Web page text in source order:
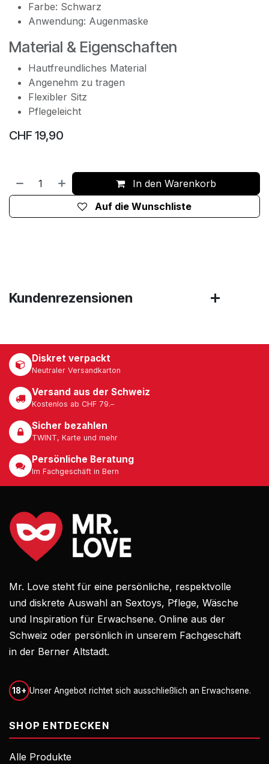
Farbe: Schwarz
Anwendung: Augenmaske
Material & Eigenschaften
Hautfreundliches Material
Angenehm zu tragen
Flexibler Sitz
Pflegeleicht
CHF 19,90
In den Warenkorb
Auf die Wunschliste
Kundenrezensionen
Diskret verpackt
Neutraler Versandkarton
Versand aus der Schweiz
Kostenlos ab CHF 79.–
Sicher bezahlen
TWINT, Karte und mehr
Persönliche Beratung
Im Fachgeschäft in Bern
Mr. Love steht für eine persönliche, respektvolle
und diskrete Auswahl an Sextoys, Pflege, Wäsche
und Inspiration für Erwachsene. Online aus der
Schweiz oder persönlich in unserem Fachgeschäft
in der Berner Altstadt.
18+ Unser Angebot richtet sich ausschließlich an Erwachsene.
SHOP ENTDECKEN
Alle Produkte